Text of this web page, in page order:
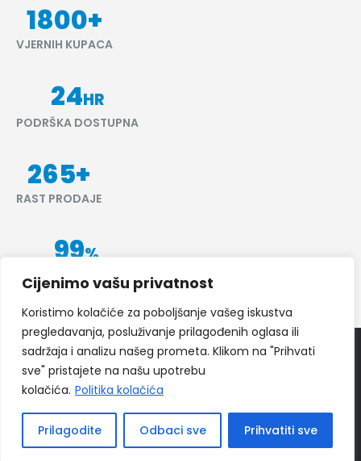
Cijenimo vašu privatnost
Koristimo kolačiće za poboljšanje vašeg iskustva
pregledavanja, posluživanje prilagođenih oglasa ili
sadržaja i analizu našeg prometa. Klikom na "Prihvati
sve" pristajete na našu upotrebu
kolačića. Politika kolačića
Prilagodite Odbaci sve Prihvatiti sve
1800+
VJERNIH KUPACA
24HR
PODRŠKA DOSTUPNA
265+
RAST PRODAJE
99%
POZITIVNE RECENZIJE
© 2024 Ippon Shop BiH
Sva prava zadržava
Web Design "
Politika Privatnosti| Uslovi poslovanja